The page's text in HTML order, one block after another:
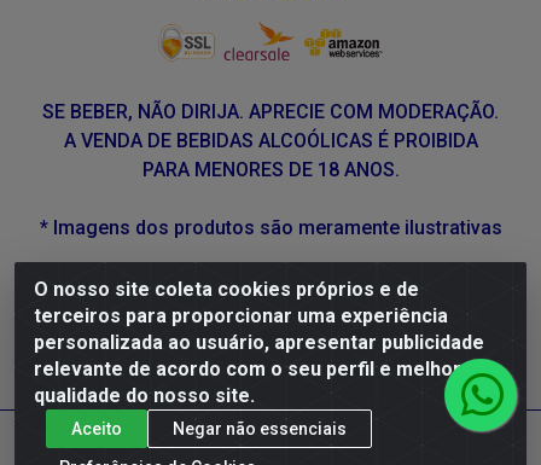
O nosso site coleta cookies próprios e de
terceiros para proporcionar uma experiência
personalizada ao usuário, apresentar publicidade
relevante de acordo com o seu perfil e melhorar a
qualidade do nosso site.
Aceito
Negar não essenciais
SE BEBER, NÃO DIRIJA. APRECIE COM MODERAÇÃO.
A VENDA DE BEBIDAS ALCOÓLICAS É PROIBIDA
PARA MENORES DE 18 ANOS.
* Imagens dos produtos são meramente ilustrativas
DLP Vinhos - Av. Engenheiro Abdias de Carvalho, 962 -
Torrões, Recife/PE - CEP 50.640-525 - CNPJ
05.429.222/0001-48